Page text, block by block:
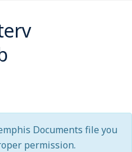
Documents file you
permission.